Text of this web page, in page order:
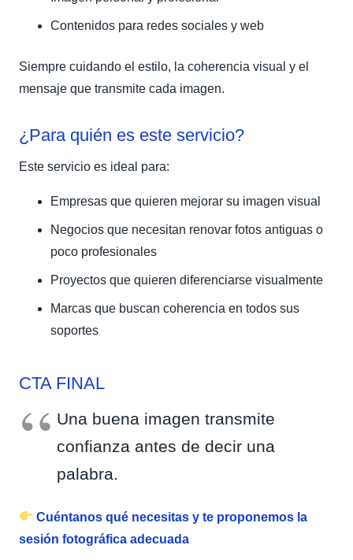
Contenidos para redes sociales y web
Siempre cuidando el estilo, la coherencia visual y el
mensaje que transmite cada imagen.
¿Para quién es este servicio?
Este servicio es ideal para:
Empresas que quieren mejorar su imagen visual
Negocios que necesitan renovar fotos antiguas o
poco profesionales
Proyectos que quieren diferenciarse visualmente
Marcas que buscan coherencia en todos sus
soportes
CTA FINAL
Una buena imagen transmite
confianza antes de decir una
palabra.
Cuéntanos qué necesitas y te proponemos la
sesión fotográfica adecuada